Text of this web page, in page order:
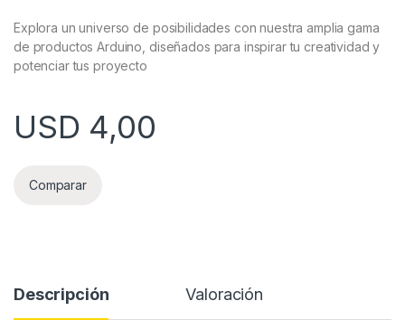
Explora un universo de posibilidades con nuestra amplia gama
de productos Arduino, diseñados para inspirar tu creatividad y
potenciar tus proyecto
USD 4,00
Comparar
Descripción Valoración